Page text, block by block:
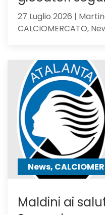
27 Luglio 2026 |
CALCIOMERCATO,
News,
Maldini ai